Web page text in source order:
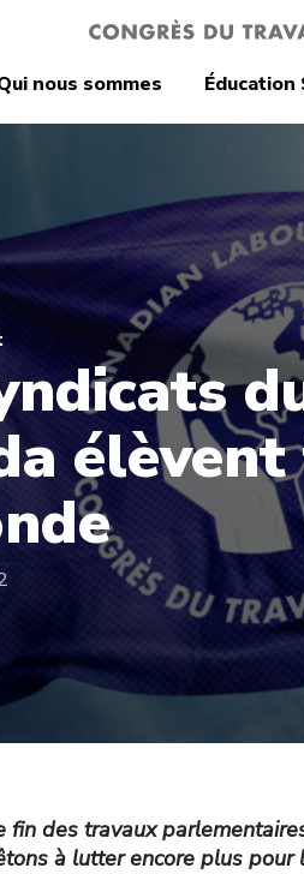
nous sommes Éducation
fin des travaux
à lutter encore plus